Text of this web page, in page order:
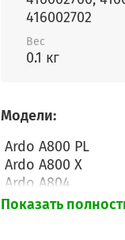
416002702
Вес
0.1 кг
Модели:
Ardo A800 PL
Ardo A800 X
Ardo A804
Ardo A810 PL
Показать